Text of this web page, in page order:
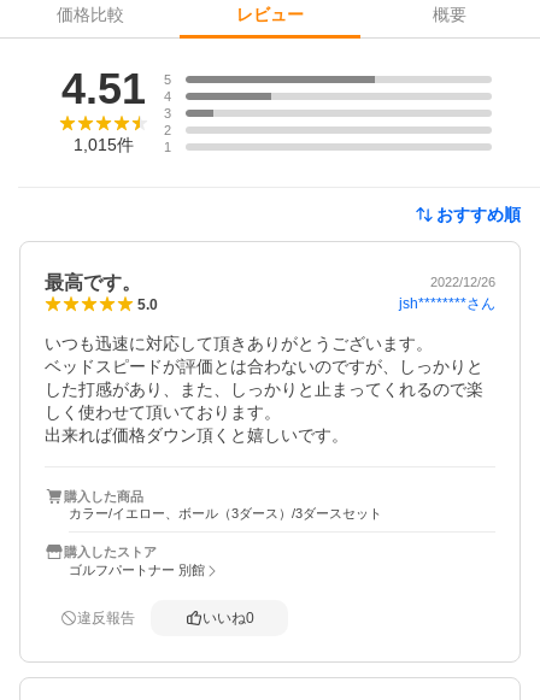
価格比較 レビュー
概要
4.51
1,015件
5
4
3
2
1
おすすめ順
最高です。 2022/12/26
5.0 jsh********さん
いつも迅速に対応して頂きありがとうございます。
ベッドスピードが評価とは合わないのですが、しっかりと
した打感があり、また、しっかりと止まってくれるので楽
しく使わせて頂いております。
出来れば価格ダウン頂くと嬉しいです。
購入した商品
カラー/イエロー、ボール（3ダース）/3ダースセット
購入したストア
ゴルフパートナー 別館
違反報告 いいね0